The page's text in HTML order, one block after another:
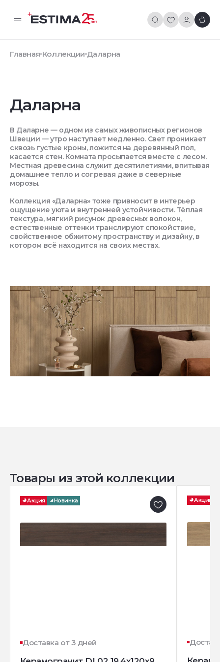
Главная Коллекции Даларна
Даларна
В Даларне — одном из самых живописных регионов
Швеции — утро наступает медленно. Свет проникает
сквозь густые кроны, ложится на деревянный пол,
касается стен. Комната просыпается вместе с лесом.
Местная древесина служит десятилетиями, впитывая
домашнее тепло и согревая даже в северные
морозы.
Коллекция «Даларна» тоже привносит в интерьер
ощущение уюта и внутренней устойчивости. Тёплая
текстура, мягкий рисунок древесных волокон,
естественные оттенки транслируют спокойствие,
свойственное обжитому пространству и дизайну, в
котором всё находится на своих местах.
Товары из этой коллекции
Акция Новинка
Доставка от 3 дней
Акция